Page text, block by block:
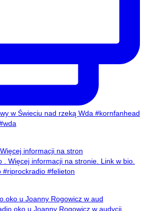
informacji na stron
u Joanny Rogowicz w aud